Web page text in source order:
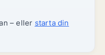
– eller starta din